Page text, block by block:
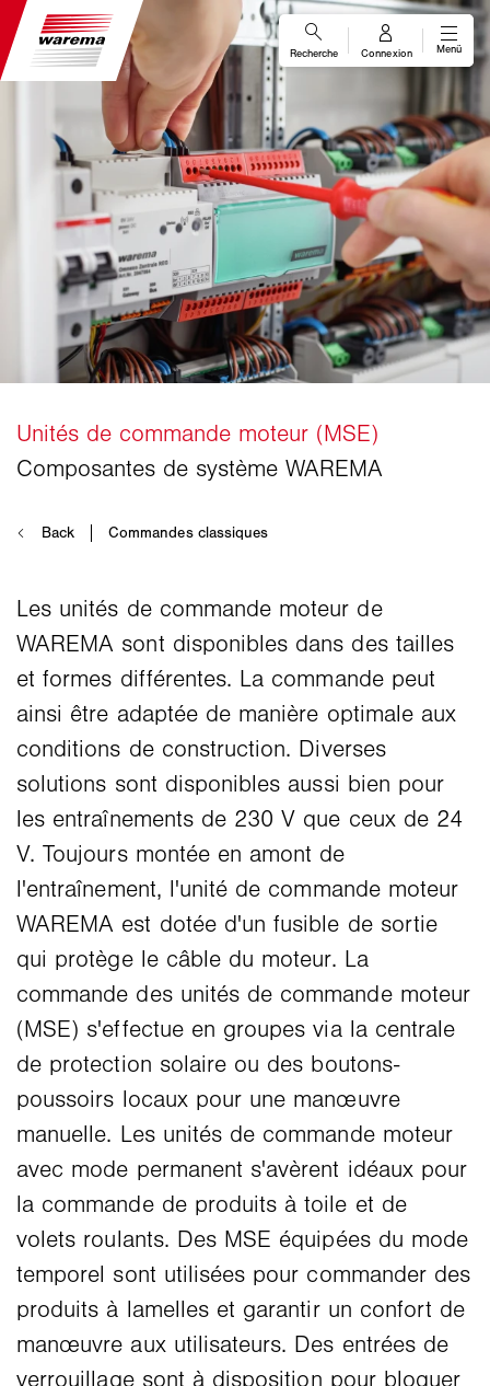
Les unités de commande moteur de
WAREMA sont disponibles dans des tailles
et formes différentes. La commande peut
ainsi être adaptée de manière optimale aux
conditions de construction. Diverses
solutions sont disponibles aussi bien pour
les entraînements de 230 V que ceux de 24
V. Toujours montée en amont de
l'entraînement, l'unité de commande moteur
WAREMA est dotée d'un fusible de sortie
qui protège le câble du moteur. La
commande des unités de commande moteur
(MSE) s'effectue en groupes via la centrale
de protection solaire ou des boutons-
poussoirs locaux pour une manœuvre
manuelle. Les unités de commande moteur
avec mode permanent s'avèrent idéaux pour
la commande de produits à toile et de
volets roulants. Des MSE équipées du mode
temporel sont utilisées pour commander des
produits à lamelles et garantir un confort de
manœuvre aux utilisateurs. Des entrées de
verrouillage sont à disposition pour bloquer